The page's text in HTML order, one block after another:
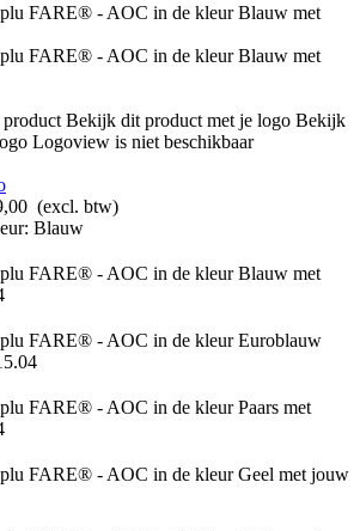
Bekijk dit product met je logo Bekijk
Logoview is niet beschikbaar
(excl. btw)
Blauw